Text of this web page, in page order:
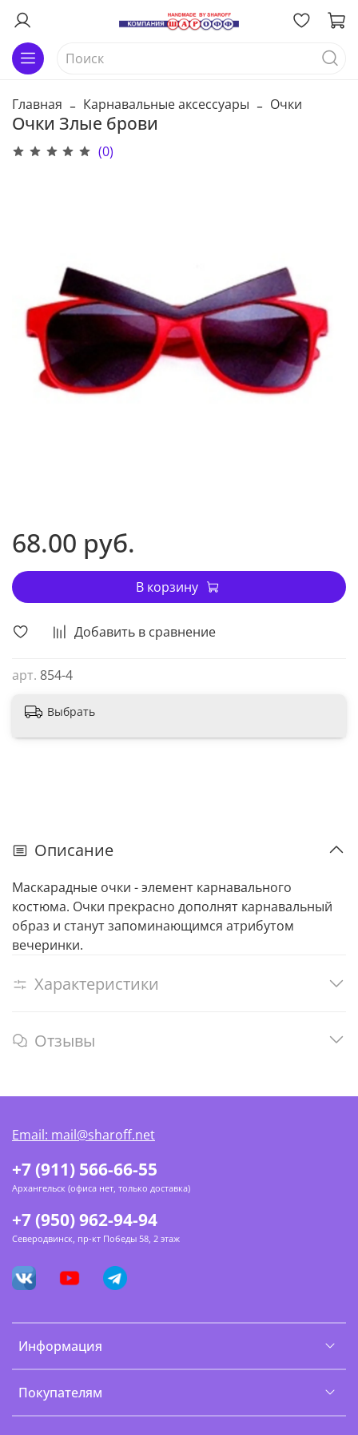
Главная Карнавальные аксессуары Очки
Очки Злые брови
(0)
Добавить в сравнение
арт. 854-4
68.00 руб.
В корзину
Выбрать
Описание
Маскарадные очки - элемент карнавального
костюма. Очки прекрасно дополнят карнавальный
образ и станут запоминающимся атрибутом
вечеринки.
Характеристики
Отзывы
Информация
Покупателям
+7 (911) 566-66-55
Архангельск (офиса нет, только доставка)
+7 (950) 962-94-94
Северодвинск, пр-кт Победы 58, 2 этаж
Email: mail@sharoff.net